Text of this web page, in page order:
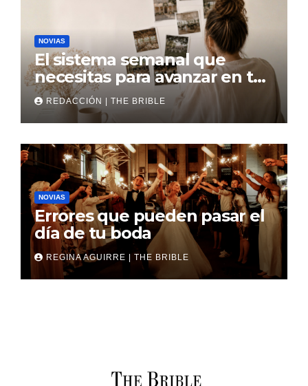
NOVIAS
El sistema semanal que
necesitas para avanzar en tu
boda
REDACCIÓN | THE BRIBLE
NOVIAS
Errores que pueden pasar el
día de tu boda
REGINA AGUIRRE | THE BRIBLE